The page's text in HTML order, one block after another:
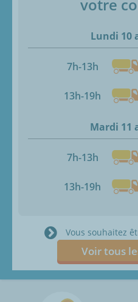
votre
Lundi 10
7h-13h
13h-19h
Mardi 11
7h-13h
13h-19h
Vous souhaitez
Voir tous